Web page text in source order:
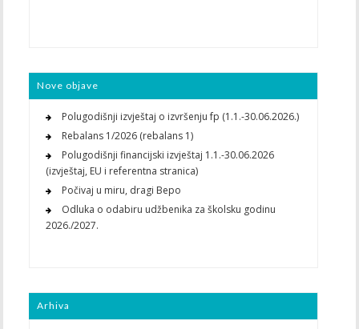
Nove objave
Polugodišnji izvještaj o izvršenju fp (1.1.-30.06.2026.)
Rebalans 1/2026 (rebalans 1)
Polugodišnji financijski izvještaj 1.1.-30.06.2026
(izvještaj, EU i referentna stranica)
Počivaj u miru, dragi Bepo
Odluka o odabiru udžbenika za školsku godinu
2026./2027.
Arhiva